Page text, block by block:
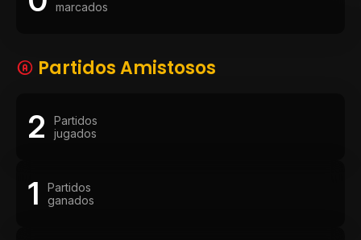
marcados
Partidos Amistosos
2
Partidos
jugados
1
Partidos
ganados